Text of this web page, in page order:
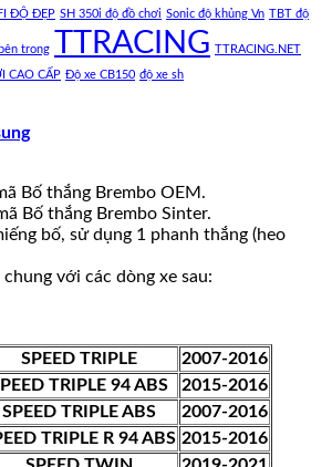
ĐỘ ĐẸP SH 350i độ đồ chơi Sonic độ khủng Vn TBT độ
trong TTRACING TTRACING.NET
CAO CẤP Độ xe CB150 độ xe sh
Bố thắng Brembo OEM.
Bố thắng Brembo Sinter.
bố, sử dụng 1 phanh thắng (heo
với các dòng xe sau:
SPEED TRIPLE
2007-2016
TRIPLE 94 ABS
2015-2016
SPEED TRIPLE ABS
2007-2016
TRIPLE R 94 ABS 2015-2016